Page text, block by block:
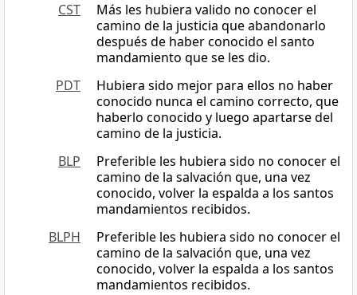
CST
Más les hubiera valido no conocer el
camino de la justicia que abandonarlo
después de haber conocido el santo
mandamiento que se les dio.
PDT
Hubiera sido mejor para ellos no haber
conocido nunca el camino correcto, que
haberlo conocido y luego apartarse del
camino de la justicia.
BLP
Preferible les hubiera sido no conocer el
camino de la salvación que, una vez
conocido, volver la espalda a los santos
mandamientos recibidos.
BLPH
Preferible les hubiera sido no conocer el
camino de la salvación que, una vez
conocido, volver la espalda a los santos
mandamientos recibidos.